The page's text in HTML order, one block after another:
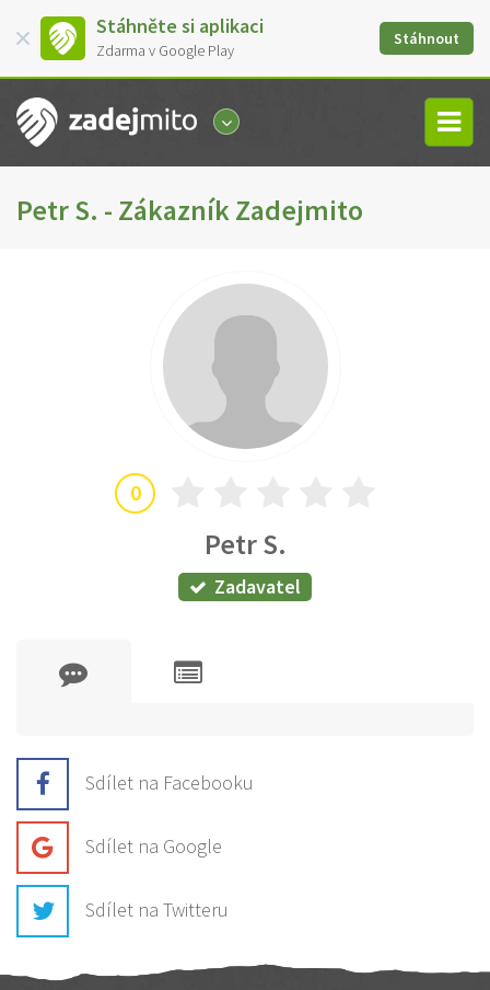
Stáhněte si aplikaci
Zdarma v Google Play
Stáhnout
Petr S. - Zákazník Zadejmito
0
Petr S.
Zadavatel
Sdílet na Facebooku
Sdílet na Google
Sdílet na Twitteru